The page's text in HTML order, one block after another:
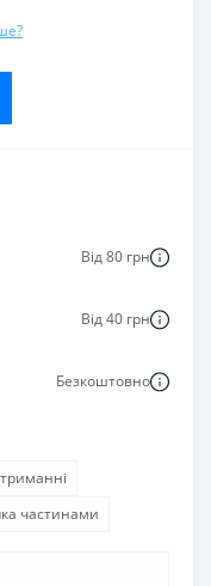
Від 80 грн
Від 40 грн
Безкоштовно
частинами